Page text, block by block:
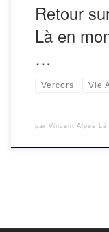
Retour
Là en
…
Vercors Vie
par Vincent Alpes Là